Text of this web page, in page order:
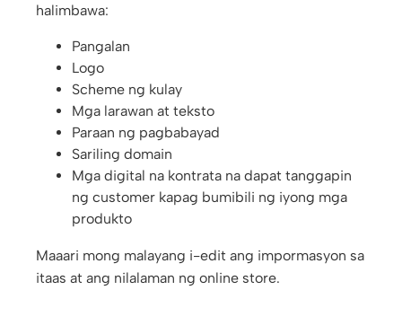
halimbawa:
Pangalan
Logo
Scheme ng kulay
Mga larawan at teksto
Paraan ng pagbabayad
Sariling domain
Mga digital na kontrata na dapat tanggapin
ng customer kapag bumibili ng iyong mga
produkto
Maaari mong malayang i-edit ang impormasyon sa
itaas at ang nilalaman ng online store.